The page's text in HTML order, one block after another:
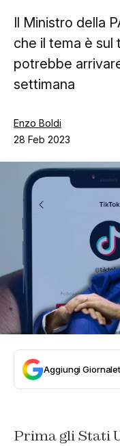
Contatti
Il Ministro della
che il tema è sul
potrebbe
settimana
Enzo Boldi
28 Feb 2023
Aggiungi
Prima gli Stati